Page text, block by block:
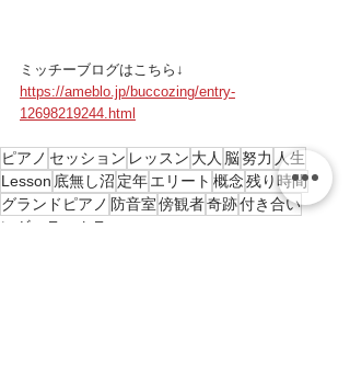
ミッチーブログはこちら↓
https://ameblo.jp/buccozing/entry-
12698219244.html
ピアノ セッション レッスン 大人 脳努力 人生
Lesson 底無し沼 定年エリート 概念残り時間
グランドピアノ 防音室傍観者奇跡付き合い
レギュラークラス